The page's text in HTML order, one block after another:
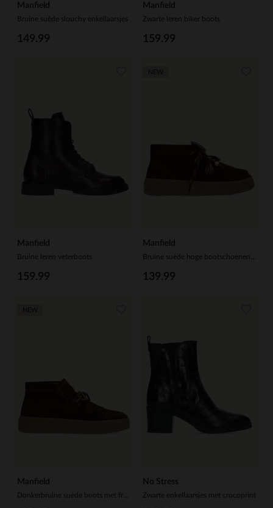
Manfield
Bruine suède slouchy enkellaarsjes
149.99
Manfield
Zwarte leren biker boots
159.99
Manfield
Bruine leren veterboots
159.99
Manfield
139.99
Manfield No Stress
Zwarte enkellaarsjes met crocoprint